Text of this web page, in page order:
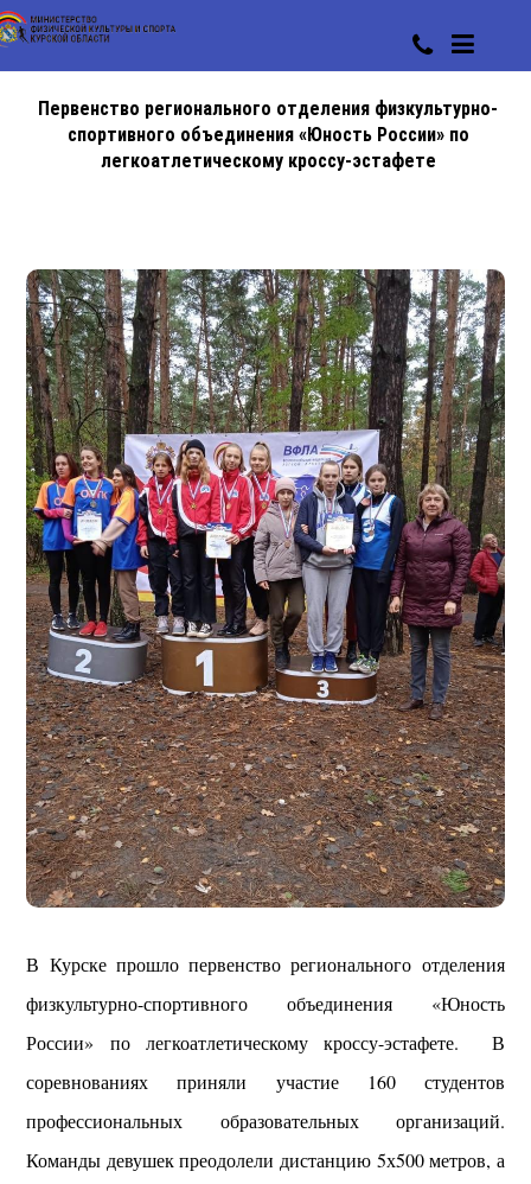
Первенство регионального отделения физкультурно-
спортивного объединения «Юность России» по
легкоатлетическому кроссу-эстафете
В Курске прошло первенство регионального отделения
физкультурно-спортивного объединения «Юность
России» по легкоатлетическому кроссу-эстафете. В
соревнованиях приняли участие 160 студентов
профессиональных образовательных организаций.
Команды девушек преодолели дистанцию 5х500 метров, а